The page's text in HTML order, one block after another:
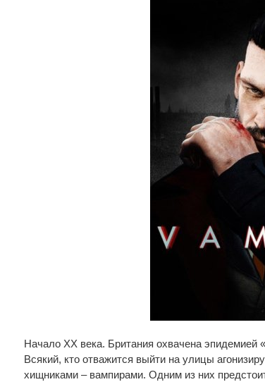
Начало ХХ века. Британия охвачена эпидемией
Всякий, кто отважится выйти на улицы
хищниками – вампирами. Одним из них